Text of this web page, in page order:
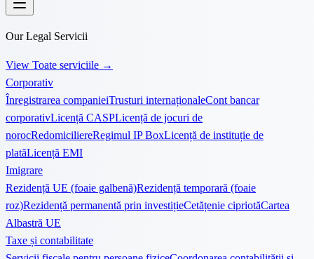
Our Legal Servicii
View Toate serviciile →
Corporativ
Înregistrarea companieiTrusturi internaționaleCont bancar
corporativLicență CASPLicență de jocuri de
norocRedomiciliereRegimul IP BoxLicență de instituție de
platăLicență EMI
Imigrare
Rezidență UE (foaie galbenă)Rezidență temporară (foaie
roz)Rezidență permanentă prin investițieCetățenie cipriotăCartea
Albastră UE
Taxe și contabilitate